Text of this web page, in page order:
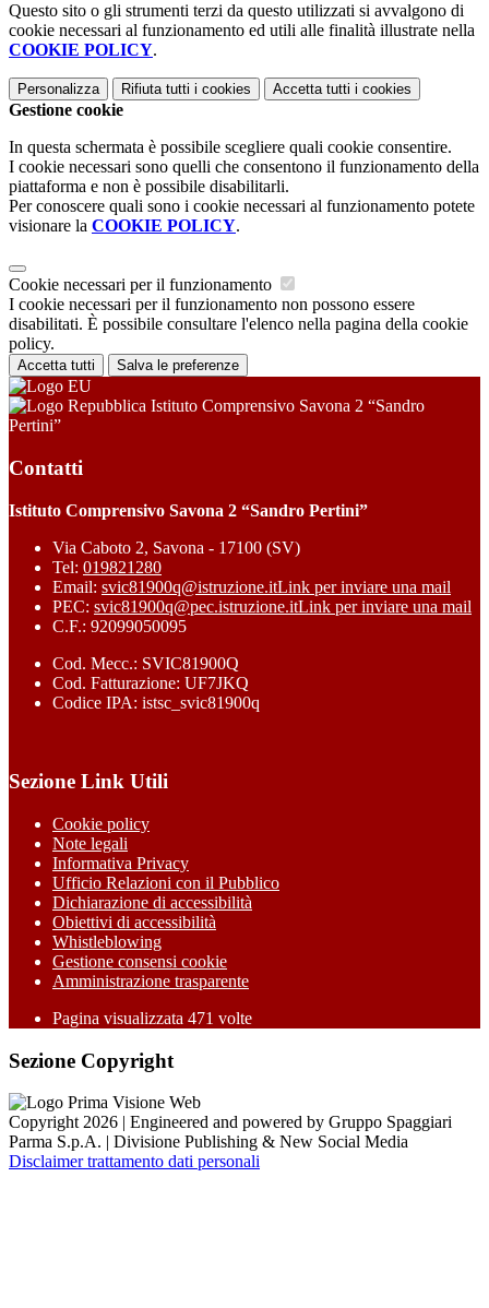
Questo sito o gli strumenti terzi da questo utilizzati si avvalgono di
cookie necessari al funzionamento ed utili alle finalità illustrate nella
COOKIE POLICY.
Personalizza Rifiuta tutti i cookies Accetta tutti i cookies
Gestione cookie
In questa schermata è possibile scegliere quali cookie consentire.
I cookie necessari sono quelli che consentono il funzionamento della
piattaforma e non è possibile disabilitarli.
Per conoscere quali sono i cookie necessari al funzionamento potete
visionare la COOKIE POLICY.
Cookie necessari per il funzionamento
I cookie necessari per il funzionamento non possono essere
disabilitati. È possibile consultare l'elenco nella pagina della cookie
policy.
Accetta tutti Salva le preferenze
Istituto Comprensivo Savona 2 “Sandro
Pertini”
Contatti
Istituto Comprensivo Savona 2 “Sandro Pertini”
Via Caboto 2, Savona - 17100 (SV)
Tel: 019821280
Email: svic81900q@istruzione.itLink per inviare una mail
PEC: svic81900q@pec.istruzione.itLink per inviare una mail
C.F.: 92099050095
Cod. Mecc.: SVIC81900Q
Cod. Fatturazione: UF7JKQ
Codice IPA: istsc_svic81900q
Sezione Link Utili
Cookie policy
Note legali
Informativa Privacy
Ufficio Relazioni con il Pubblico
Dichiarazione di accessibilità
Obiettivi di accessibilità
Whistleblowing
Gestione consensi cookie
Amministrazione trasparente
Pagina visualizzata 471 volte
Sezione Copyright
Copyright 2026 | Engineered and powered by Gruppo Spaggiari
Parma S.p.A. | Divisione Publishing & New Social Media
Disclaimer trattamento dati personali